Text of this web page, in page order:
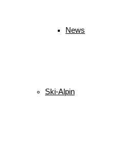
News
Ski-Alpin